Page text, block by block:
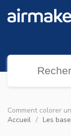
Accueil Les
Comment colorer